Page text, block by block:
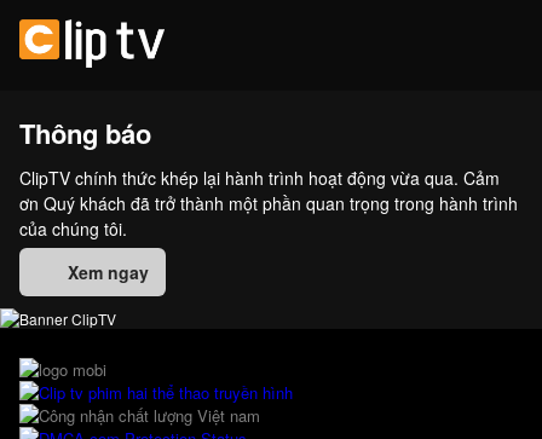
Thông báo
ClipTV chính thức khép lại hành trình hoạt động vừa qua. Cảm
ơn Quý khách đã trở thành một phần quan trọng trong hành trình
của chúng tôi.
Xem ngay